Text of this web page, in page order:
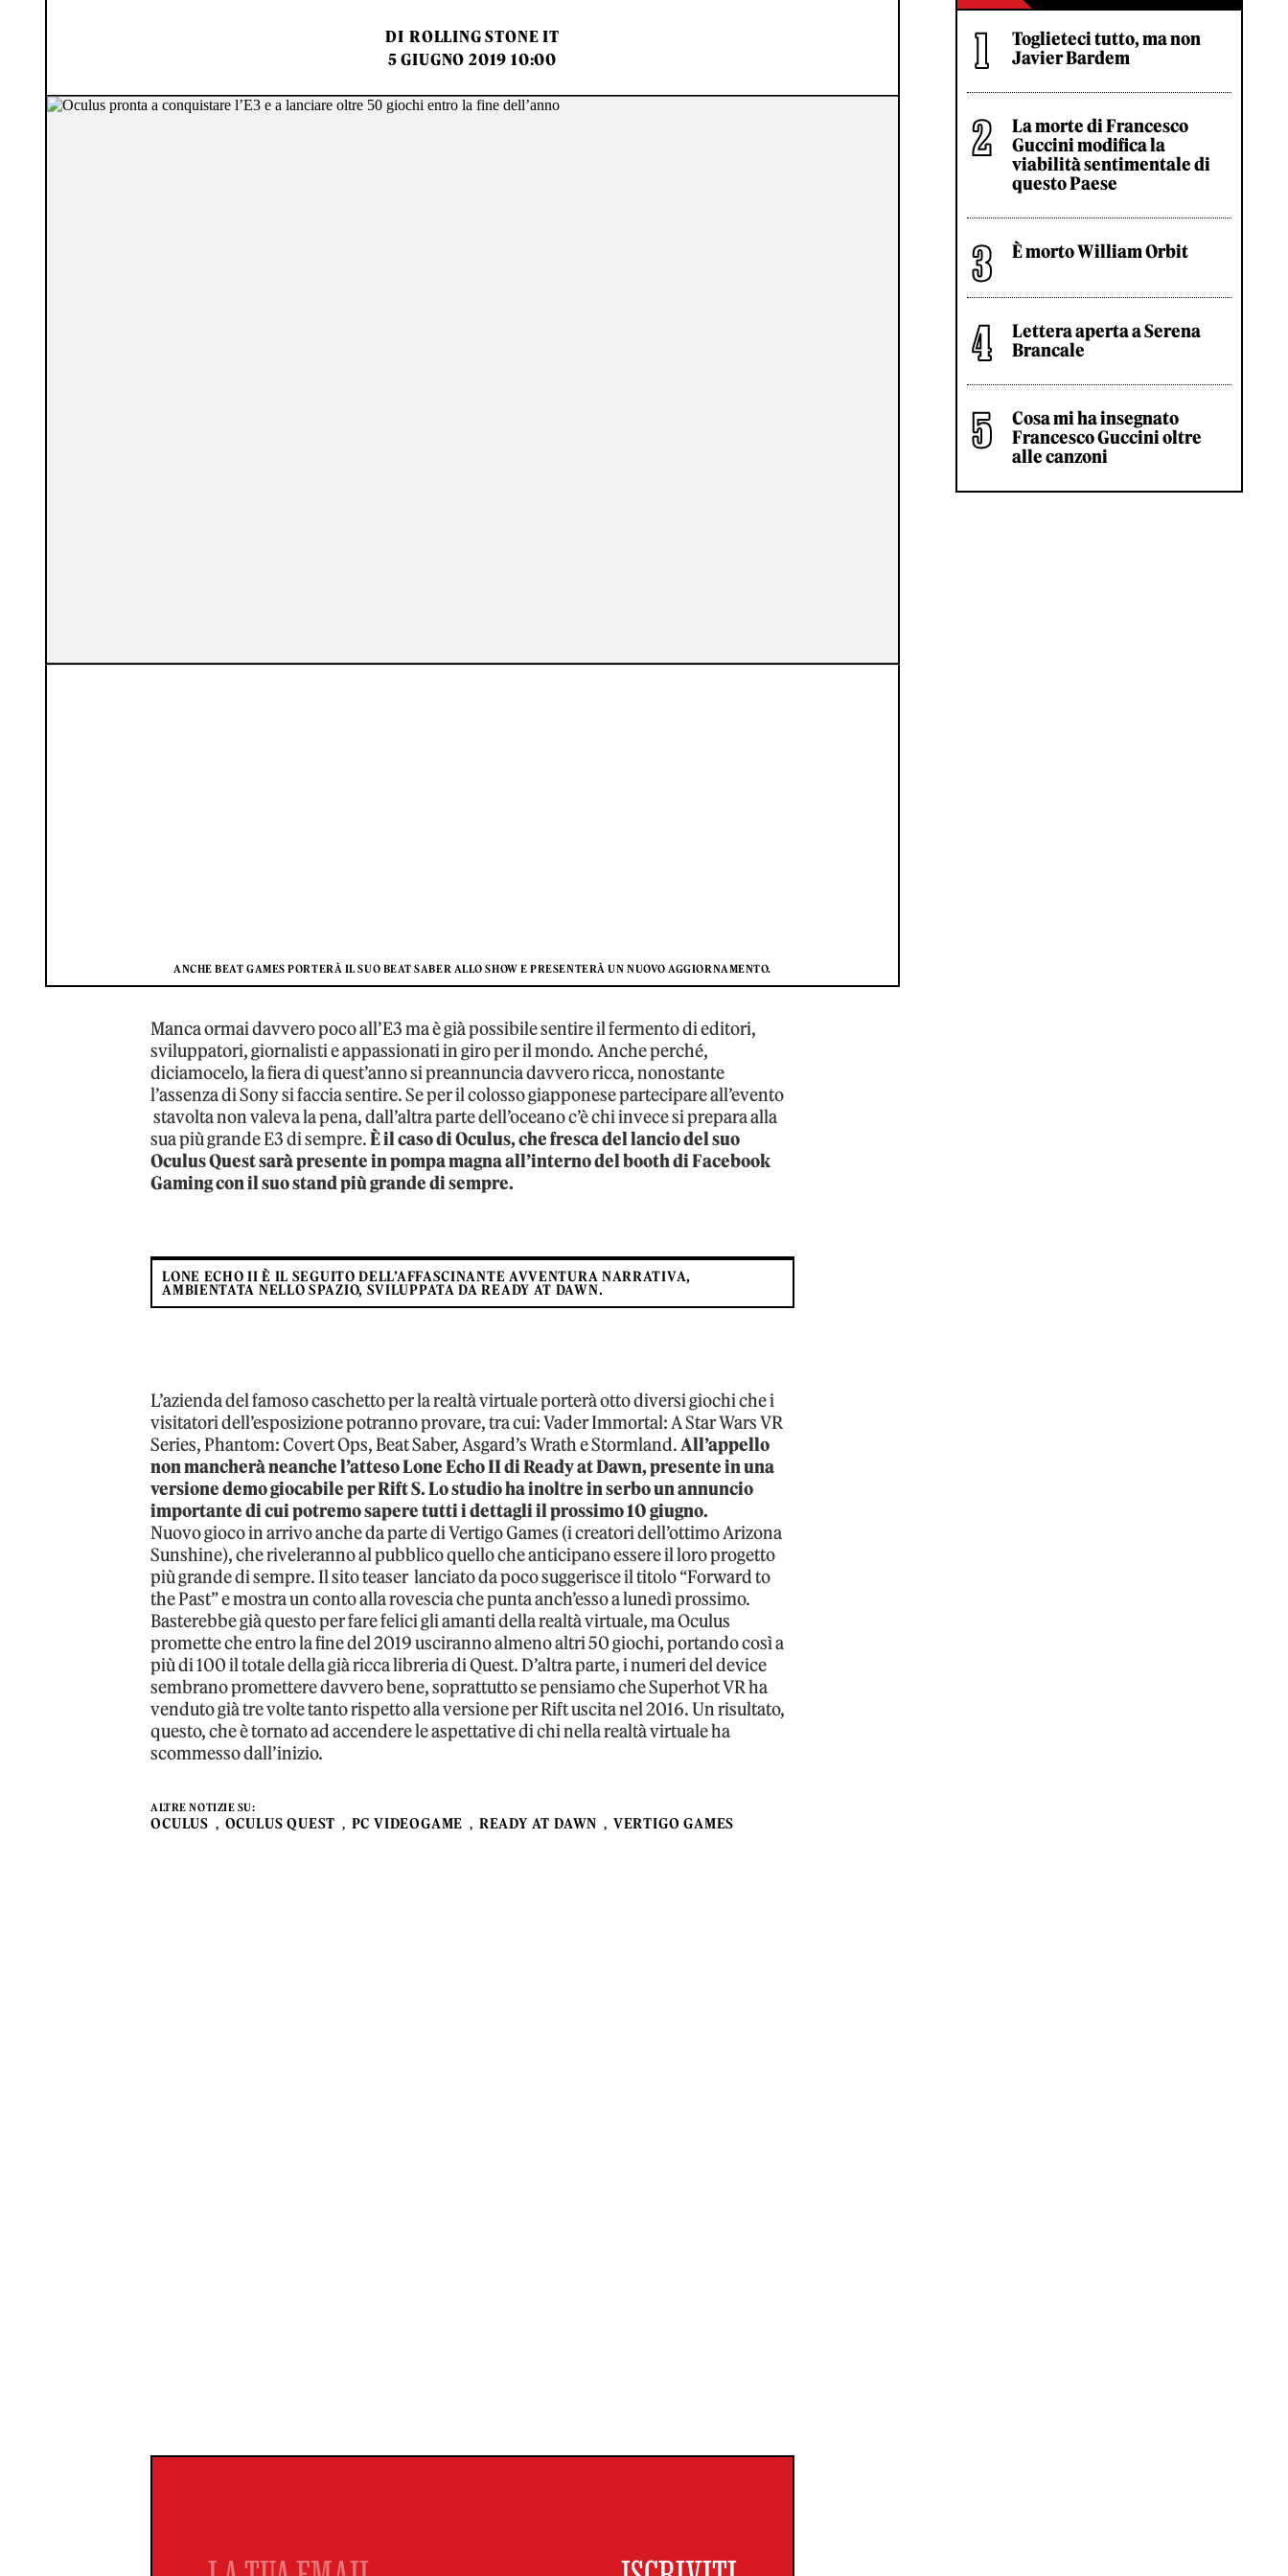
DI ROLLING STONE IT
5 GIUGNO 2019 10:00
ANCHE BEAT GAMES PORTERÀ IL SUO BEAT SABER ALLO SHOW E PRESENTERÀ UN NUOVO AGGIORNAMENTO.
Manca ormai davvero poco all’E3 ma è già possibile sentire il fermento di editori,
sviluppatori, giornalisti e appassionati in giro per il mondo. Anche perché,
diciamocelo, la fiera di quest’anno si preannuncia davvero ricca, nonostante
l’assenza di Sony si faccia sentire. Se per il colosso giapponese partecipare all’evento
stavolta non valeva la pena, dall’altra parte dell’oceano c’è chi invece si prepara alla
sua più grande E3 di sempre.È il caso di Oculus, che fresca del lancio del suo
Oculus Quest sarà presente in pompa magna all’interno del booth di Facebook
Gaming con il suo stand più grande di sempre.
LONE ECHO II È IL SEGUITO DELL’AFFASCINANTE AVVENTURA NARRATIVA,
AMBIENTATA NELLO SPAZIO, SVILUPPATA DA READY AT DAWN.
L’azienda del famoso caschetto per la realtà virtuale porterà otto diversi giochi che i
visitatori dell’esposizione potranno provare, tra cui: Vader Immortal: A Star Wars VR
Series, Phantom: Covert Ops, Beat Saber, Asgard’s Wrath e Stormland.All’appello
non mancherà neanche l’atteso Lone Echo II di Ready at Dawn, presente in una
versione demo giocabile per Rift S. Lo studio ha inoltre in serbo un annuncio
importante di cui potremo sapere tutti i dettagli il prossimo 10 giugno.
Nuovo gioco in arrivo anche da parte di Vertigo Games (i creatori dell’ottimo Arizona
Sunshine), che riveleranno al pubblico quello che anticipano essere il loro progetto
più grande di sempre. Il sito teaser lanciato da poco suggerisce il titolo “Forward to
the Past” e mostra un conto alla rovescia che punta anch’esso a lunedì prossimo.
Basterebbe già questo per fare felici gli amanti della realtà virtuale, ma Oculus
promette che entro la fine del 2019 usciranno almeno altri 50 giochi, portando così a
più di 100 il totale della già ricca libreria di Quest. D’altra parte, i numeri del device
sembrano promettere davvero bene, soprattutto se pensiamo che Superhot VR ha
venduto già tre volte tanto rispetto alla versione per Rift uscita nel 2016. Un risultato,
questo, che è tornato ad accendere le aspettative di chi nella realtà virtuale ha
scommesso dall’inizio.
ALTRE NOTIZIE SU:
OCULUS OCULUS QUEST PC VIDEOGAME READY AT DAWN VERTIGO GAMES
Toglieteci tutto, ma non
Javier Bardem
La morte di Francesco
Guccini modifica la
viabilità sentimentale di
questo Paese
È morto William Orbit
Lettera aperta a Serena
Brancale
Cosa mi ha insegnato
Francesco Guccini oltre
alle canzoni